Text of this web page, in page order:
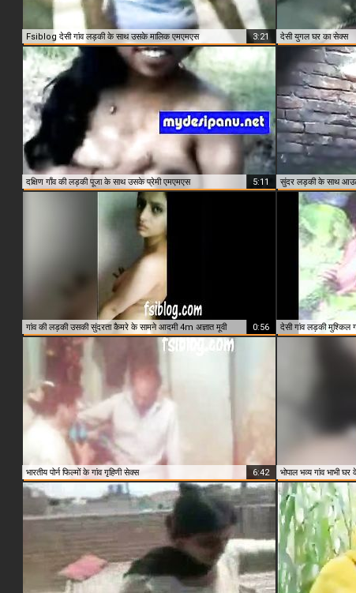
Fsiblog देसी गांव लड़की के साथ उसके मालिक एमएमएस 3:21 देसी युगल घर का सेक्स
दक्षिण गाँव की लड़की पूजा के साथ उसके प्रेमी एमएमएस 5:11 सुंदर लड़की के साथ
गांव की लड़की उसकी सुंदरता कैमरे के सामने आदमी 4m अज्ञात मूवी 0:56 देसी गांव लड़की मुश्किल
भारतीय पोर्न फिल्मों के गांव गृहिणी सेक्स 6:42 भोपाल भव्य गांव भाभी